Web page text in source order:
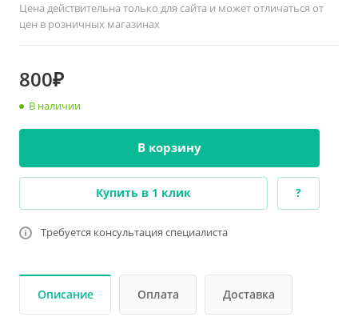
Цена действительна только для сайта и может отличаться от
цен в розничных магазинах
800₽
В наличии
В корзину
Купить в 1 клик ?
Требуется консультация специалиста
Описание Оплата Доставка